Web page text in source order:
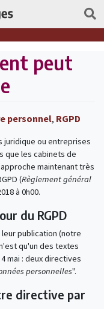
peut
personnel, RGPD
juridique ou entreprises
que les cabinets de
maintenant très
(Règlement général
à 0h00.
du RGPD
publication (notre
qu'un des textes
mai : deux directives
personnelles".
directive par